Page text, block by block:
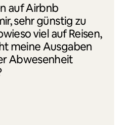
auf Airbnb
sehr günstig zu
viel auf Reisen,
meine Ausgaben
Abwesenheit